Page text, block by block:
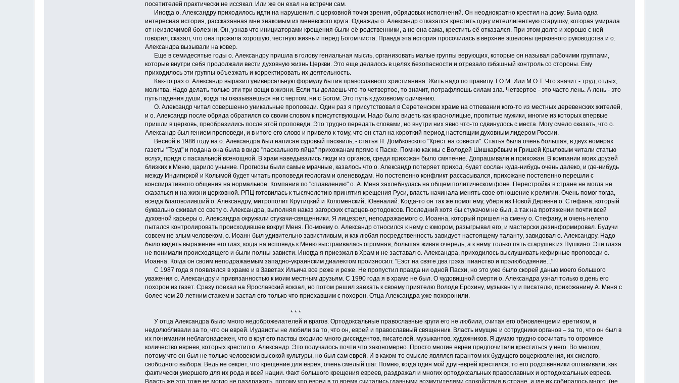
посетителей практически не иссякал. Или же он ехал на встречи сам.
Иногда о. Александру приходилось идти на нарушения, с церковной точки зрения, обрядовых исполнений. Он неоднократно крестил на дому. Была одна
интересная история, рассказанная мне знакомым из меневского круга. Однажды о. Александр отказался крестить одну интеллигентную старушку, которая умирала
от неизлечимой болезни. Он, узнав что инициаторами крещения были её родственники, а не она сама, крестить её отказался. При этом долго и хорошо с ней
говорил, сказал, что она прожила хорошую, честную жизнь и перед Богом чиста. Правда эта история просочилась в верхние эшелоны церковного руководства и о.
Александра вызывали на ковер.
Еще в семидесятые годы о. Александру пришла в голову гениальная мысль, организовать малые группы верующих, которые он называл рабочими группами,
которые внутри себя продолжали вести духовную жизнь Церкви. Это еще делалось в целях безопасности и отрезало гэбэшный контроль со стороны. Ему
приходилось эти группы объезжать и корректировать их деятельность.
Как-то раз о. Александр выразил универсальную формулу бытия православного христианина. Жить надо по правилу Т.О.М. Или М.О.Т. Что значит - труд, отдых,
молитва. Надо делать только эти три вещи в жизни. Если ты делаешь что-то четвертое, то значит, потрафляешь силам зла. Четвертое - это часто лень. А лень - это
путь падения души, когда ты оказываешься ни с чертом, ни с Богом. Это путь к духовному одичанию.
О. Александр читал совершенно уникальные проповеди. Один раз я присутствовал в Серетенском храме на отпевании кого-то из местных деревенских жителей,
и о. Александр после обряда обратился со своим словом к присутствующим. Надо было видеть как краснолицые, пропитые мужики, многие из которых впервые
пришли в церковь, преобразились после этой проповеди. Это трудно передать словами, но внутри них явно что-то сдвинулось с места. Могу смело сказать, что о.
Александр был гением проповеди, и в итоге его слово и привело к тому, что он стал на короткий период настоящим духовным лидером России.
Весной в 1986 году на о. Александра был написан суровый пасквиль, - статья Н. Домбковского "Крест на совести". Статья была очень большая, в двух номерах
газеты "Труд" и подана она была в виде "пасхального яйца" прихожанам прямо к Пасхе. Помню как мы с Володей Шишкарёвым и Гришей Крыловым читали статью
вслух, придя с пасхальной всенощной. В храм наведывались люди из органов, среди прихожан было смятение. Допрашивали и прихожан. В компании моих друзей
близких к Меню, царило уныние. Прогнозы были самые мрачные, казалось что о. Александр потеряет приход, будет сослан куда-нибудь очень далеко, и где-нибудь
между Индигиркой и Колымой будет читать проповеди геологам и оленеводам. Но постепенно конфликт рассасывался, прихожане постепенно перешли с
конспиративного общения на нормальное. Компания по "сплавлению" о. А. Меня захлебнулась на общем политическом фоне. Перестройка в стране не могла не
сказаться и на жизни церковной. РПЦ готовилась к тысячелетию принятия крещения Руси, власть начинала менять свое отношение к религии. Очень помог тогда,
всегда благоволивший о. Александру, митрополит Крутицкий и Коломенский, Ювеналий. Когда-то он так же помог ему, уберя из Новой Деревни о. Стефана, который
буквально сживал со свету о. Александра, выполняя наказ загорских старцев-ортодоксов. Последний хотя бы стукачом не был, а так на протяжении почти всей
духовной карьеры о. Александра окружали стукачи-священники. Я лицезрел, неподражаемого о. Иоанна, который пришел на смену о. Стефану, и очень нелепо
пытался контролировать происходившее вокруг Меня. По-моему о. Александр относился к нему с юмором, разыгрывал его, и мастерски дезинформировал. Будучи
совсем не злым человеком, о. Иоанн был удивительно завистливым, и как любая посредственность завидует настоящему таланту, завидовал о. Александру. Надо
было видеть выражение его глаз, когда на исповедь к Меню выстраивалась огромная, большая живая очередь, а к нему только пять старушек из Пушкино. Эти глаза
не понимали происходящего и были полны зависти. Иногда я приезжал в Храм и не заставал о. Александра, приходилось выслушивать кефирные проповеди о.
Иоанна. Когда он своим неподражаемым западно-украинским диалектом произносил: "Еэст на свэте два грэха: пианство и прэлюбодэяние..."
С 1987 года я появлялся в храме и в Заветах Ильича все реже и реже. Не пропустил правда ни одной Пасхи, но это уже было скорей данью моего большого
уважения о. Александру и привязанностью к моим местным друзьям. С 1990 года я в храме не был. О чудовищной смерти о. Александра узнал только в день его
похорон из газет. Сразу поехал на Ярославский вокзал, но потом решил заехать к своему приятелю Володе Ерохину, музыканту и писателю, прихожанину А. Меня с
более чем 20-летним стажем и застал его только что приехавшим с похорон. Отца Александра уже похоронили.
* * *
У отца Александра было много недоброжелателей и врагов. Ортодоксальные православные круги его не любили, считая его обновленцем и еретиком, и
недолюбливали за то, что он еврей. Иудаисты не любили за то, что он, еврей и православный священник. Власть имущие и сотрудники органов – за то, что он был в
их понимании неблагонадежен, что в круг его паствы входило много диссидентов, писателей, музыкантов, художников. Я думаю трудно сосчитать то огромное
количество евреев, которых крестил о. Александр. Это получалось почти что закономерно. Просто многие евреи предпочитали креститься у него. Во многом,
потому что он был не только человеком высокой культуры, но был сам еврей. И в каком-то смысле являлся гарантом их будущего воцерковления, их смелого,
свободного выбора. Ведь не секрет, что крещение для еврея, очень смелый шаг. Помню, когда один мой друг-еврей крестился, то его родственники оплакивали, как
фактически умершего для их рода и всей нации. Факт большого крещения евреев, раздражал и многих ортодоксальных православных и ортодоксальных евреев.